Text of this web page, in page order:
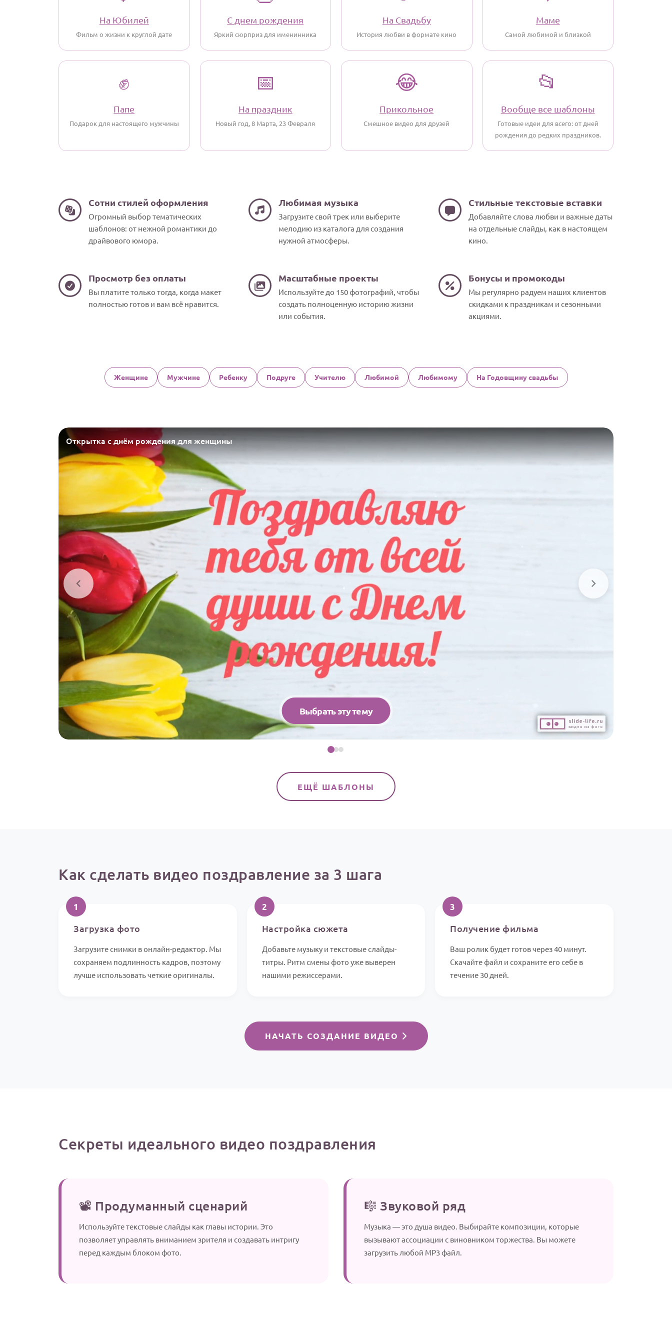
На Юбилей
Фильм о жизни к круглой дате
С днем рождения
Яркий сюрприз для именинника
На Свадьбу
История любви в формате кино
Маме
Самой любимой и близкой
✊
Папе
Подарок для настоящего мужчины
📅
На праздник
Новый год, 8 Марта, 23 Февраля
😂
Прикольное
Смешное видео для друзей
📂
Вообще все шаблоны
Готовые идеи для всего: от дней
рождения до редких праздников.
Сотни стилей оформления
Огромный выбор тематических
шаблонов: от нежной романтики до
драйвового юмора.
Любимая музыка
Загрузите свой трек или выберите
мелодию из каталога для создания
нужной атмосферы.
Стильные текстовые вставки
Добавляйте слова любви и важные даты
на отдельные слайды, как в настоящем
кино.
Просмотр без оплаты
Вы платите только тогда, когда макет
полностью готов и вам всё нравится.
Масштабные проекты
Используйте до 150 фотографий, чтобы
создать полноценную историю жизни
или события.
Бонусы и промокоды
Мы регулярно радуем наших клиентов
скидками к праздникам и сезонными
акциями.
Женщине Мужчине Ребенку Подруге Учителю Любимой Любимому На Годовщину свадьбы
Открытка с днём рождения для женщины
Выбрать эту тему
ЕЩЁ ШАБЛОНЫ
Как сделать видео поздравление за 3 шага
1
Загрузка фото
Загрузите снимки в онлайн-редактор. Мы
сохраняем подлинность кадров, поэтому
лучше использовать четкие оригиналы.
2
Настройка сюжета
Добавьте музыку и текстовые слайды-
титры. Ритм смены фото уже выверен
нашими режиссерами.
3
Получение фильма
Ваш ролик будет готов через 40 минут.
Скачайте файл и сохраните его себе в
течение 30 дней.
НАЧАТЬ СОЗДАНИЕ ВИДЕО
Секреты идеального видео поздравления
📽️ Продуманный сценарий
Используйте текстовые слайды как главы истории. Это
позволяет управлять вниманием зрителя и создавать интригу
перед каждым блоком фото.
🎼 Звуковой ряд
Музыка — это душа видео. Выбирайте композиции, которые
вызывают ассоциации с виновником торжества. Вы можете
загрузить любой MP3 файл.